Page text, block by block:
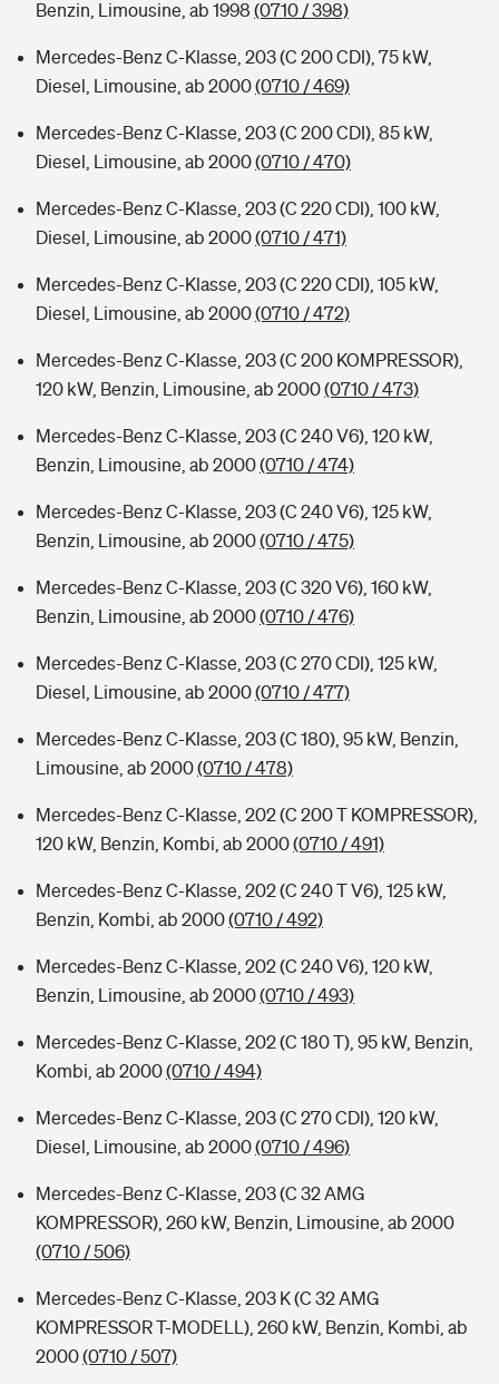
Benzin, Limousine, ab 1998 (0710 / 398)
Mercedes-Benz C-Klasse, 203 (C 200 CDI), 75 kW,
Diesel, Limousine, ab 2000(0710 / 469)
Mercedes-Benz C-Klasse, 203 (C 200 CDI), 85 kW,
Diesel, Limousine, ab 2000(0710 / 470)
Mercedes-Benz C-Klasse, 203 (C 220 CDI), 100 kW,
Diesel, Limousine, ab 2000(0710 / 471)
Mercedes-Benz C-Klasse, 203 (C 220 CDI), 105 kW,
Diesel, Limousine, ab 2000(0710 / 472)
Mercedes-Benz C-Klasse, 203 (C 200 KOMPRESSOR),
120 kW, Benzin, Limousine, ab 2000(0710 / 473)
Mercedes-Benz C-Klasse, 203 (C 240 V6), 120 kW,
Benzin, Limousine, ab 2000(0710 / 474)
Mercedes-Benz C-Klasse, 203 (C 240 V6), 125 kW,
Benzin, Limousine, ab 2000(0710 / 475)
Mercedes-Benz C-Klasse, 203 (C 320 V6), 160 kW,
Benzin, Limousine, ab 2000(0710 / 476)
Mercedes-Benz C-Klasse, 203 (C 270 CDI), 125 kW,
Diesel, Limousine, ab 2000(0710 / 477)
Mercedes-Benz C-Klasse, 203 (C 180), 95 kW, Benzin,
Limousine, ab 2000(0710 / 478)
Mercedes-Benz C-Klasse, 202 (C 200 T KOMPRESSOR),
120 kW, Benzin, Kombi, ab 2000(0710 / 491)
Mercedes-Benz C-Klasse, 202 (C 240 T V6), 125 kW,
Benzin, Kombi, ab 2000(0710 / 492)
Mercedes-Benz C-Klasse, 202 (C 240 V6), 120 kW,
Benzin, Limousine, ab 2000(0710 / 493)
Mercedes-Benz C-Klasse, 202 (C 180 T), 95 kW, Benzin,
Kombi, ab 2000(0710 / 494)
Mercedes-Benz C-Klasse, 203 (C 270 CDI), 120 kW,
Diesel, Limousine, ab 2000(0710 / 496)
Mercedes-Benz C-Klasse, 203 (C 32 AMG
KOMPRESSOR), 260 kW, Benzin, Limousine, ab 2000
(0710 / 506)
Mercedes-Benz C-Klasse, 203 K (C 32 AMG
KOMPRESSOR T-MODELL), 260 kW, Benzin, Kombi, ab
2000(0710 / 507)